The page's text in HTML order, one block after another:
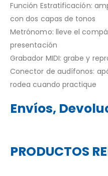
Función Estratificación:
con dos capas de tonos
Metrónomo: lleve el
presentación
Grabador MIDI: grabe y
Conector de audífonos:
rodea cuando practique
Envíos,
PRODUCTOS